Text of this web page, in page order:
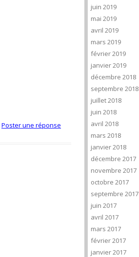
Poster une réponse
juin 2019
mai 2019
avril 2019
mars 2019
février 2019
janvier 2019
décembre 2018
septembre 2018
juillet 2018
juin 2018
avril 2018
mars 2018
janvier 2018
décembre 2017
novembre 2017
octobre 2017
septembre 2017
juin 2017
avril 2017
mars 2017
février 2017
janvier 2017